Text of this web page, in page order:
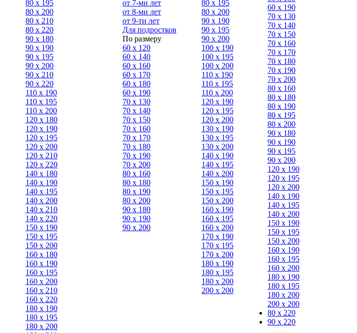
80 х 195
80 х 200
80 x 210
80 x 220
90 x 180
90 х 190
90 х 195
90 х 200
90 x 210
90 x 220
110 x 190
110 x 195
110 x 200
120 x 180
120 х 190
120 х 195
120 х 200
120 x 210
120 x 220
140 x 180
140 х 190
140 х 195
140 х 200
140 x 210
140 x 220
150 х 190
150 х 195
150 х 200
160 x 180
160 х 190
160 х 195
160 х 200
160 x 210
160 x 220
180 х 190
180 х 195
180 х 200
от 7-ми лет
от 8-ми лет
от 9-ти лет
Для подростков
По размеру
60 х 120
60 х 140
60 х 160
60 х 170
60 х 180
60 х 190
70 х 130
70 х 140
70 х 150
70 х 160
70 х 170
70 х 180
70 х 190
70 х 200
80 х 160
80 х 180
80 x 190
80 x 200
90 х 180
90 x 190
90 x 200
80 x 195
80 x 200
90 x 190
90 x 195
90 x 200
100 x 190
100 х 195
100 x 200
110 x 190
110 х 195
110 х 200
120 х 190
120 х 195
120 х 200
130 х 190
130 х 195
130 х 200
140 х 190
140 х 195
140 х 200
150 х 190
150 х 195
150 х 200
160 х 190
160 х 195
160 х 200
170 х 190
170 х 195
170 х 200
180 х 190
180 х 195
180 х 200
200 x 200
60 х 190
70 х 130
70 х 140
70 х 150
70 х 160
70 х 170
70 х 180
70 х 190
70 х 200
80 х 160
80 х 180
80 x 190
80 х 195
80 х 200
90 х 180
90 х 190
90 х 195
90 х 200
120 х 190
120 х 195
120 х 200
140 х 190
140 х 195
140 х 200
150 х 190
150 х 195
150 х 200
160 х 190
160 х 195
160 х 200
180 х 190
180 х 195
180 х 200
200 х 200
80 x 220
90 x 220